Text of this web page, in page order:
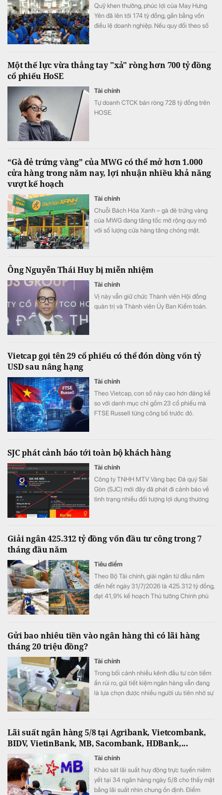
Quỹ khen thưởng, phúc lợi của May Hưng
Yên đã lên tới 174 tỷ đồng, gần bằng vốn
điều lệ doanh nghiệp. Nếu quy đổi theo số
Một thế lực vừa thẳng tay "xả" ròng hơn 700 tỷ đồng
cổ phiếu HoSE
Tài chính
Tự doanh CTCK bán ròng 728 tỷ đồng trên
HOSE.
“Gà đẻ trứng vàng” của MWG có thể mở hơn 1.000
cửa hàng trong năm nay, lợi nhuận nhiều khả năng
vượt kế hoạch
Tài chính
Chuỗi Bách Hóa Xanh – gà đẻ trứng vàng
của MWG đang tăng tốc mở rộng quy mô
với số lượng cửa hàng tăng chóng mặt.
Ông Nguyễn Thái Huy bị miễn nhiệm
Tài chính
Vị này vẫn giữ chức Thành viên Hội đồng
quản trị và Thành viên Ủy Ban Kiểm toán.
Vietcap gọi tên 29 cổ phiếu có thể đón dòng vốn tỷ
USD sau nâng hạng
Tài chính
Theo Vietcap, con số này cao hơn đáng kể
so với danh mục chỉ gồm 23 cổ phiếu mà
FTSE Russell từng công bố trước đó.
SJC phát cảnh báo tới toàn bộ khách hàng
Tài chính
Công ty TNHH MTV Vàng bạc Đá quý Sài
Gòn (SJC) mới đây đã phát đi cảnh báo về
tình trạng nhiều đối tượng lợi dụng thương
Giải ngân 425.312 tỷ đồng vốn đầu tư công trong 7
tháng đầu năm
Tiêu điểm
Theo Bộ Tài chính, giải ngân từ đầu năm
đến hết ngày 31/7/2026 là 425.312 tỷ đồng,
đạt 41,9% kế hoạch Thủ tướng Chính phủ
Gửi bao nhiêu tiền vào ngân hàng thì có lãi hàng
tháng 20 triệu đồng?
Tài chính
Trong bối cảnh nhiều kênh đầu tư còn tiềm
ẩn rủi ro, gửi tiết kiệm ngân hàng vẫn đang
là lựa chọn được nhiều người ưu tiên nhờ sự
Lãi suất ngân hàng 5/8 tại Agribank, Vietcombank,
BIDV, VietinBank, MB, Sacombank, HDBank,...
Tài chính
Khảo sát lãi suất huy động trực tuyến niêm
yết tại 34 ngân hàng ngày 5/8 cho thấy mặt
bằng lãi suất nhìn chung ổn định. Điểm